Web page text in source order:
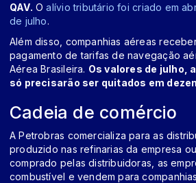
QAV. Oalívio tributário foi criado em
de julho.
Além disso, companhias aéreas
pagamento de tarifas de navegação
Aérea Brasileira. Os valores de julho,
só precisarão ser quitados em
Cadeia de comércio
A Petrobras comercializa para as
produzido nas refinarias da empresa
comprado pelas distribuidoras, as
combustível e vendem para